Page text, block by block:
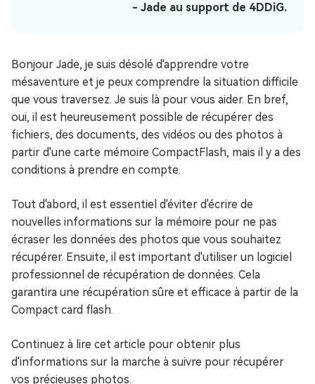
- Jade au support de 4DDiG.
Bonjour Jade, je suis désolé d'apprendre votre
mésaventure et je peux comprendre la situation difficile
que vous traversez. Je suis là pour vous aider. En bref,
oui, il est heureusement possible de récupérer des
fichiers, des documents, des vidéos ou des photos à
partir d'une carte mémoire CompactFlash, mais il y a des
conditions à prendre en compte.
Tout d'abord, il est essentiel d'éviter d'écrire de
nouvelles informations sur la mémoire pour ne pas
écraser les données des photos que vous souhaitez
récupérer. Ensuite, il est important d'utiliser un logiciel
professionnel de récupération de données. Cela
garantira une récupération sûre et efficace à partir de la
Compact card flash.
Continuez à lire cet article pour obtenir plus
d'informations sur la marche à suivre pour récupérer
vos précieuses photos.